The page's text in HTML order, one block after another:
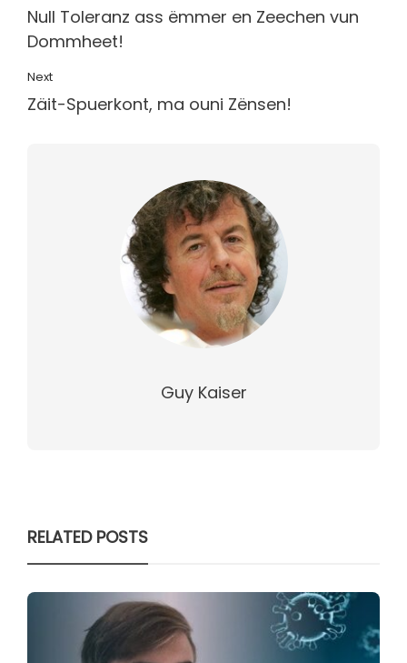
Null Toleranz ass ëmmer en Zeechen vun
Dommheet!
Next
Zäit-Spuerkont, ma ouni Zënsen!
Guy Kaiser
RELATED POSTS